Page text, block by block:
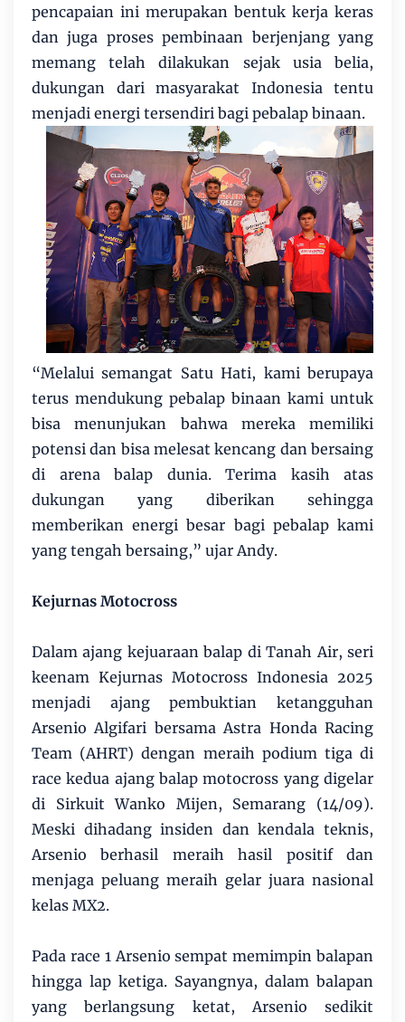
pencapaian ini merupakan bentuk kerja keras
dan juga proses pembinaan berjenjang yang
memang telah dilakukan sejak usia belia,
dukungan dari masyarakat Indonesia tentu
menjadi energi tersendiri bagi pebalap binaan.
“Melalui semangat Satu Hati, kami berupaya
terus mendukung pebalap binaan kami untuk
bisa menunjukan bahwa mereka memiliki
potensi dan bisa melesat kencang dan bersaing
di arena balap dunia. Terima kasih atas
dukungan yang diberikan sehingga
memberikan energi besar bagi pebalap kami
yang tengah bersaing,” ujar Andy.
Kejurnas Motocross
Dalam ajang kejuaraan balap di Tanah Air, seri
keenam Kejurnas Motocross Indonesia 2025
menjadi ajang pembuktian ketangguhan
Arsenio Algifari bersama Astra Honda Racing
Team (AHRT) dengan meraih podium tiga di
race kedua ajang balap motocross yang digelar
di Sirkuit Wanko Mijen, Semarang (14/09).
Meski dihadang insiden dan kendala teknis,
Arsenio berhasil meraih hasil positif dan
menjaga peluang meraih gelar juara nasional
kelas MX2.
Pada race 1 Arsenio sempat memimpin balapan
hingga lap ketiga. Sayangnya, dalam balapan
yang berlangsung ketat, Arsenio sedikit